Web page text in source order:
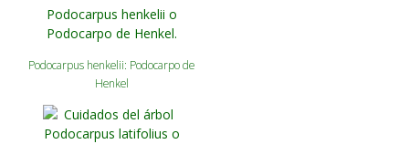
Podocarpus henkelii: Podocarpo de
Henkel